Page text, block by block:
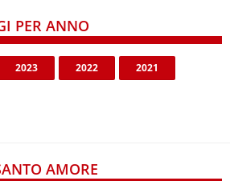
PER ANNO
2023 2022 2021
AMORE